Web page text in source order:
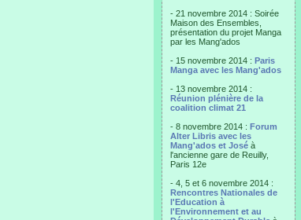
- 21 novembre 2014 : Soirée
Maison des Ensembles,
présentation du projet Manga
par les Mang'ados
- 15 novembre 2014 : Paris
Manga avec les Mang'ados
- 13 novembre 2014 :
Réunion plénière de la
coalition climat 21
- 8 novembre 2014 : Forum
Alter Libris avec les
Mang'ados et José à
l'ancienne gare de Reuilly,
Paris 12e
- 4, 5 et 6 novembre 2014 :
Rencontres Nationales de
l'Education à
l'Environnement et au